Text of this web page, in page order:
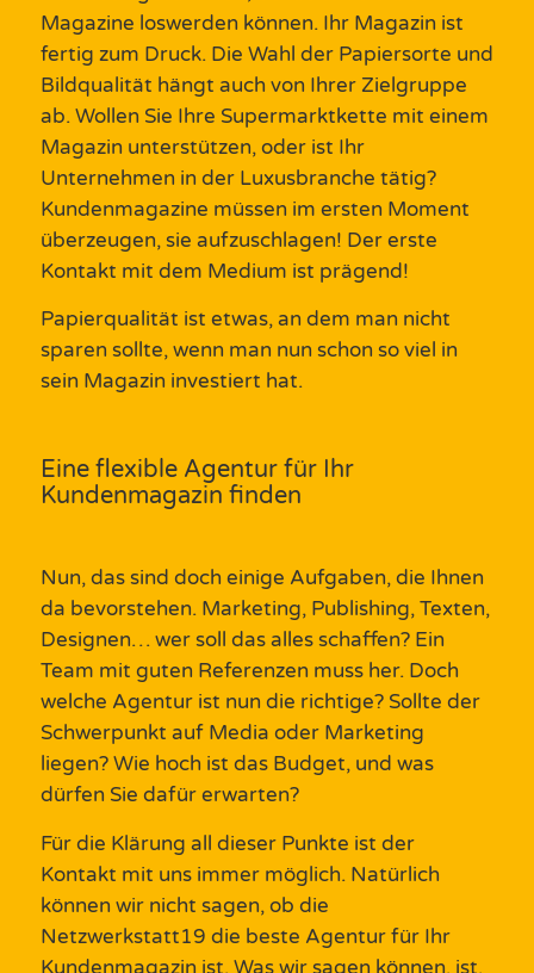
Magazine loswerden können. Ihr Magazin ist
fertig zum Druck. Die Wahl der Papiersorte und
Bildqualität hängt auch von Ihrer Zielgruppe
ab. Wollen Sie Ihre Supermarktkette mit einem
Magazin unterstützen, oder ist Ihr
Unternehmen in der Luxusbranche tätig?
Kundenmagazine müssen im ersten Moment
überzeugen, sie aufzuschlagen! Der erste
Kontakt mit dem Medium ist prägend!
Papierqualität ist etwas, an dem man nicht
sparen sollte, wenn man nun schon so viel in
sein Magazin investiert hat.
Eine flexible Agentur für Ihr
Kundenmagazin finden
Nun, das sind doch einige Aufgaben, die Ihnen
da bevorstehen. Marketing, Publishing, Texten,
Designen… wer soll das alles schaffen? Ein
Team mit guten Referenzen muss her. Doch
welche Agenturist nun die richtige? Sollte der
Schwerpunkt auf Media oder Marketing
liegen? Wie hoch ist das Budget, und was
dürfen Sie dafür erwarten?
Für die Klärung all dieser Punkte ist der
Kontakt mit uns immer möglich. Natürlich
können wir nicht sagen, ob die
Netzwerkstatt19 die beste Agenturfür Ihr
Kundenmagazin ist. Was wir sagen können, ist,